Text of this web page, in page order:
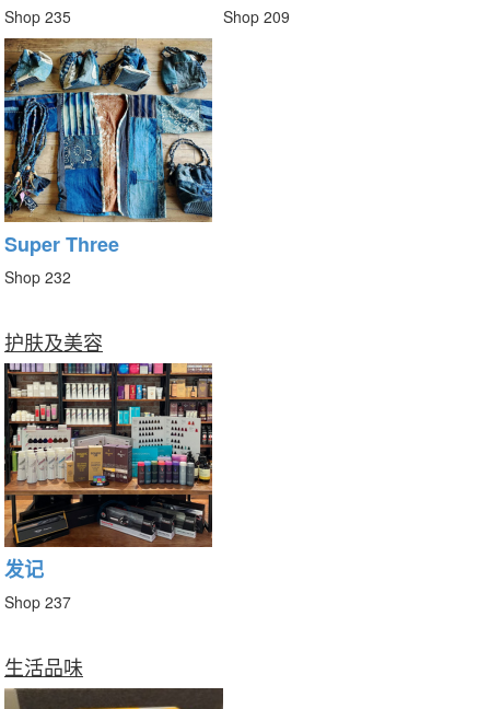
Shop 235 Shop 209
Super Three
Shop 232
护肤及美容
发记
Shop 237
生活品味